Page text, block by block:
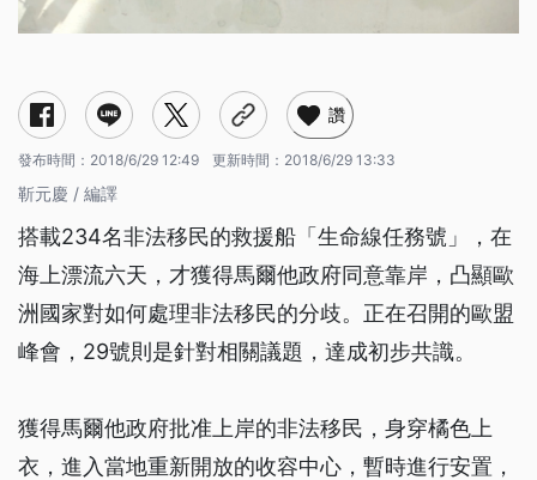
讚
發布時間： 2018/6/29 12:49 更新時間： 2018/6/29 13:33
靳元慶 / 編譯
搭載234名非法移民的救援船「生命線任務號」，在
海上漂流六天，才獲得馬爾他政府同意靠岸，凸顯歐
洲國家對如何處理非法移民的分歧。正在召開的歐盟
峰會，29號則是針對相關議題，達成初步共識。
獲得馬爾他政府批准上岸的非法移民，身穿橘色上
衣，進入當地重新開放的收容中心，暫時進行安置，